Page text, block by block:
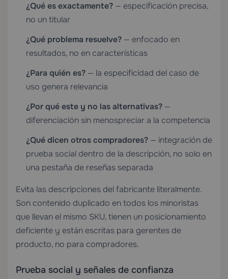
¿Qué es exactamente? — especificación precisa,
no un titular
¿Qué problema resuelve? — enfocado en
resultados, no en características
¿Para quién es? — la especificidad del caso de
uso genera relevancia
¿Por qué este y no las alternativas? —
diferenciación sin menospreciar a la competencia
¿Qué dicen otros compradores? — integración de
prueba social dentro de la descripción, no solo en
una pestaña de reseñas separada
Evita las descripciones del fabricante literalmente.
Son contenido duplicado en todos los minoristas
que llevan el mismo SKU, tienen un posicionamiento
deficiente y están escritas para gerentes de
producto, no para compradores.
Prueba social y señales de confianza